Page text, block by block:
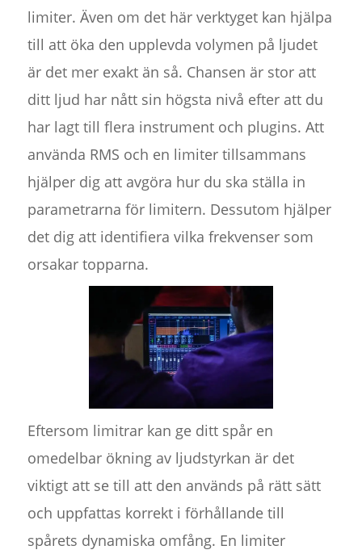
limiter. Även om det här verktyget kan hjälpa
till att öka den upplevda volymen på ljudet
är det mer exakt än så. Chansen är stor att
ditt ljud har nått sin högsta nivå efter att du
har lagt till flera instrument och plugins. Att
använda RMS och en limiter tillsammans
hjälper dig att avgöra hur du ska ställa in
parametrarna för limitern. Dessutom hjälper
det dig att identifiera vilka frekvenser som
orsakar topparna.
Eftersom limitrar kan ge ditt spår en
omedelbar ökning av ljudstyrkan är det
viktigt att se till att den används på rätt sätt
och uppfattas korrekt i förhållande till
spårets dynamiska omfång. En limiter